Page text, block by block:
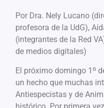
Por Dra. Nely Lucano
profesora de la UdG),
(integrantes de la Red
de medios digitales)
El próximo domingo 1º
un hecho que muchas
Antiespecistas y de
histórico. Por primera